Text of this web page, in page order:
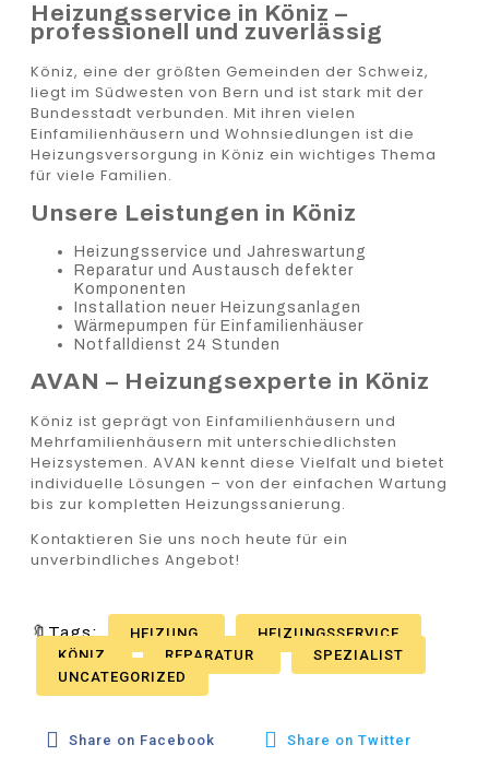
Heizungsservice in Köniz –
professionell und zuverlässig
Köniz, eine der größten Gemeinden der Schweiz,
liegt im Südwesten von Bern und ist stark mit der
Bundesstadt verbunden. Mit ihren vielen
Einfamilienhäusern und Wohnsiedlungen ist die
Heizungsversorgung in Köniz ein wichtiges Thema
für viele Familien.
Unsere Leistungen in Köniz
Heizungsservice und Jahreswartung
Reparatur und Austausch defekter
Komponenten
Installation neuer Heizungsanlagen
Wärmepumpen für Einfamilienhäuser
Notfalldienst 24 Stunden
AVAN – Heizungsexperte in Köniz
Köniz ist geprägt von Einfamilienhäusern und
Mehrfamilienhäusern mit unterschiedlichsten
Heizsystemen. AVAN kennt diese Vielfalt und bietet
individuelle Lösungen – von der einfachen Wartung
bis zur kompletten Heizungssanierung.
Kontaktieren Sie uns noch heute für ein
unverbindliches Angebot!
🔖Tags: HEIZUNG
HEIZUNGSSERVICE
KÖNIZ
REPARATUR
SPEZIALIST
UNCATEGORIZED
Share on Facebook Share on Twitter